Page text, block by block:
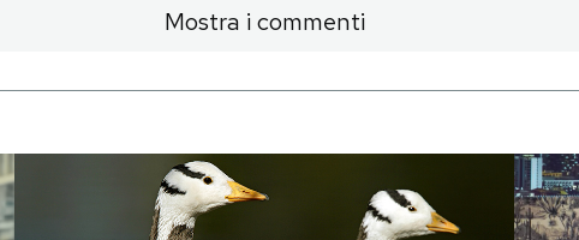
Mostra i commenti